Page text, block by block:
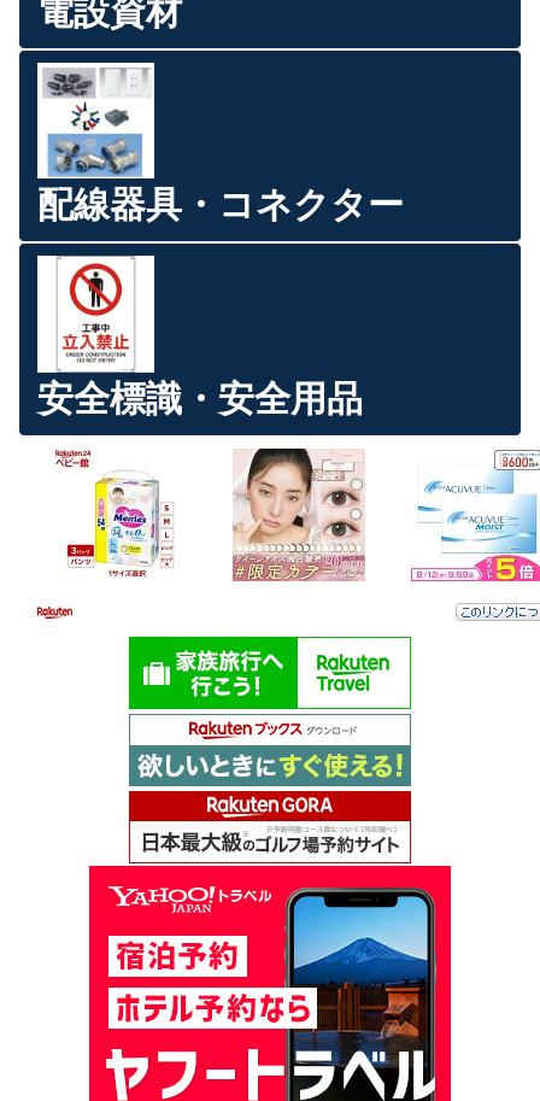
配線器具・コネクター
安全標識・安全用品